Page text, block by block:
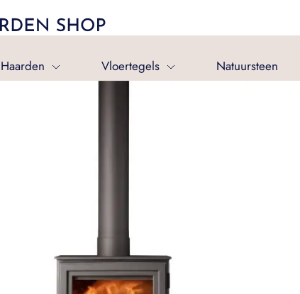
Haarden Vloertegels Natuursteen